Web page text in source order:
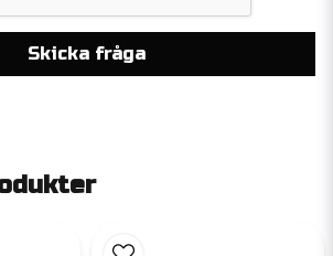
Skicka fråga